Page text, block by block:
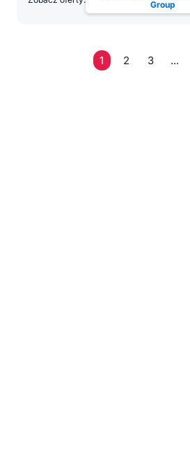
Group
1 2 3 ...